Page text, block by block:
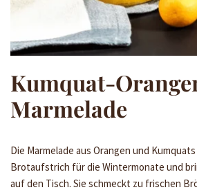
Kumquat-
Marmelade
Die Marmelade aus Orangen und
Brotaufstrich für die Wintermonate und
auf den Tisch. Sie schmeckt zu frischen